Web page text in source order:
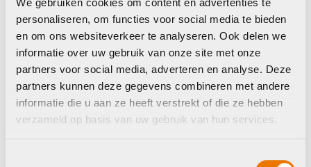
personaliseren, om functies voor social media te bieden
en om ons websiteverkeer te analyseren. Ook delen we
informatie over uw gebruik van onze site met onze
partners voor social media, adverteren en analyse. Deze
partners kunnen deze gegevens combineren met andere
informatie die u aan ze heeft verstrekt of die ze hebben
verzameld op basis van uw gebruik van hun services.
Op voorraad in winkel